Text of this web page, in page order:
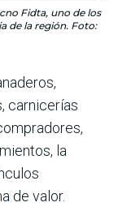
Fidta, uno de los
de la región. Foto:
carnicerías
la
de valor.